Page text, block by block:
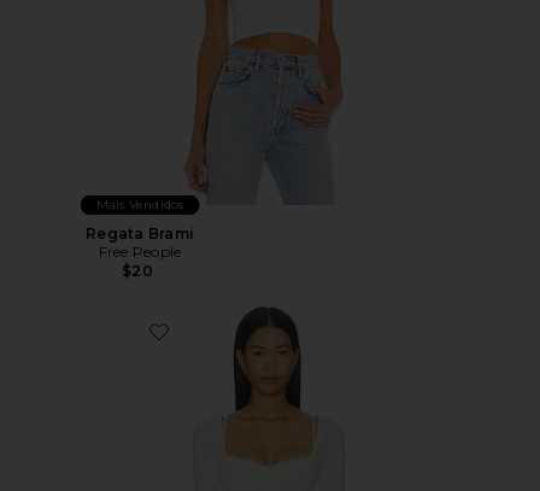
Mais Vendidos
Regata Brami
Free People
$20
Favorite End Game Pointelle Long Sleeve